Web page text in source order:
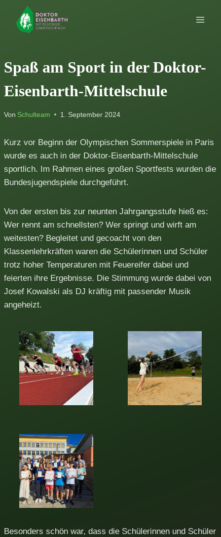
Inhalt
springen
Spaß am Sport in der Doktor-
Eisenbarth-Mittelschule
Von Schulteam 1. September 2024
Kurz vor Beginn der Olympischen Sommerspiele in Paris
wurde es auch in der Doktor-Eisenbarth-Mittelschule
sportlich. Im Rahmen eines großen Sportfests wurden die
Bundesjugendspiele durchgeführt.
Von der ersten bis zur neunten Jahrgangsstufe hieß es:
Wer rennt am schnellsten? Wer springt und wirft am
weitesten? Begleitet und gecoacht von den
Klassenlehrkräften waren die Schülerinnen und Schüler
trotz hoher Temperaturen mit Feuereifer dabei und
feierten ihre Ergebnisse. Die Stimmung wurde dabei von
Josef Kowalski als DJ kräftig mit passender Musik
angeheizt.
Besonders schön war, dass die Schülerinnen und Schüler